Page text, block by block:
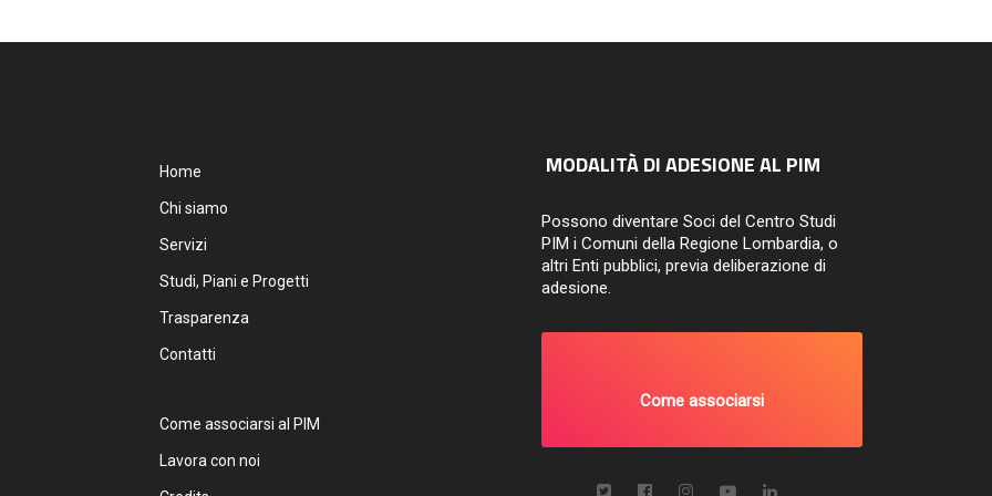
Home
Chi siamo
Servizi
Studi, Piani e Progetti
Trasparenza
Contatti
Come associarsi al PIM
Lavora con noi
MODALITÀ DI ADESIONE AL PIM
Possono diventare Soci del Centro Studi
PIM i Comuni della Regione Lombardia, o
altri Enti pubblici, previa deliberazione di
adesione.
Come associarsi